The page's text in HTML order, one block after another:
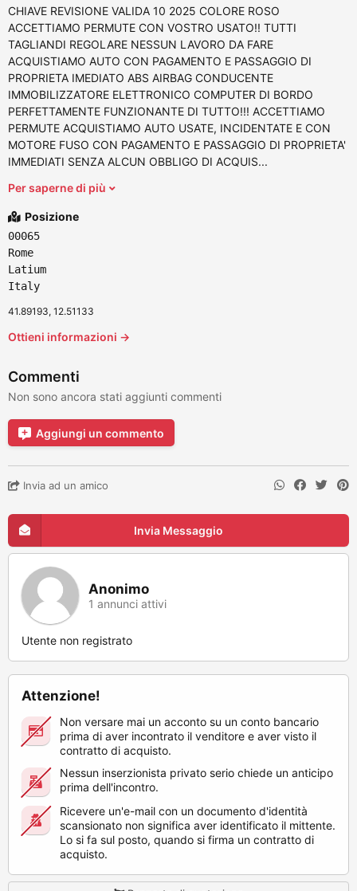
CHIAVE REVISIONE VALIDA 10 2025 COLORE ROSO
ACCETTIAMO PERMUTE CON VOSTRO USATO!! TUTTI
TAGLIANDI REGOLARE NESSUN LAVORO DA FARE
ACQUISTIAMO AUTO CON PAGAMENTO E PASSAGGIO DI
PROPRIETA IMEDIATO ABS AIRBAG CONDUCENTE
IMMOBILIZZATORE ELETTRONICO COMPUTER DI BORDO
PERFETTAMENTE FUNZIONANTE DI TUTTO!!! ACCETTIAMO
PERMUTE ACQUISTIAMO AUTO USATE, INCIDENTATE E CON
MOTORE FUSO CON PAGAMENTO E PASSAGGIO DI PROPRIETA'
IMMEDIATI SENZA ALCUN OBBLIGO DI ACQUIS...
Per saperne di più
Posizione
00065
Rome
Latium
Italy
41.89193, 12.51133
Ottieni informazioni →
Commenti
Non sono ancora stati aggiunti commenti
Aggiungi un commento
Invia ad un amico
Invia Messaggio
Anonimo
1 annunci attivi
Utente non registrato
Attenzione!
Non versare mai un acconto su un conto bancario
prima di aver incontrato il venditore e aver visto il
contratto di acquisto.
Nessun inserzionista privato serio chiede un anticipo
prima dell'incontro.
Ricevere un'e-mail con un documento d'identità
scansionato non significa aver identificato il mittente.
Lo si fa sul posto, quando si firma un contratto di
acquisto.